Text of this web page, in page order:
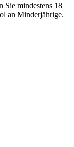
Sie mindestens 18
an Minderjährige.